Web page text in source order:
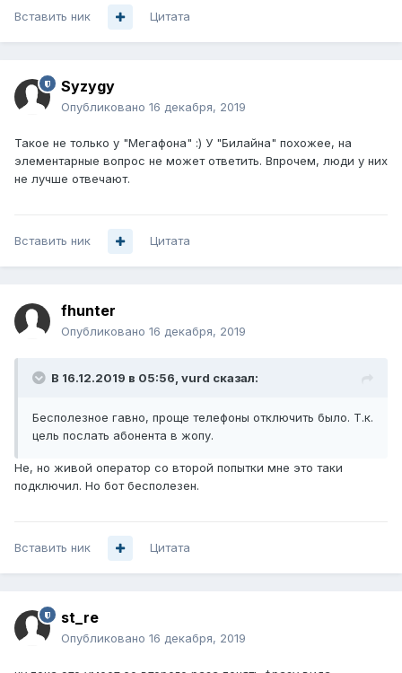
Вставить ник Цитата
Syzygy
Опубликовано 16 декабря, 2019
Такое не только у "Мегафона" :) У "Билайна" похожее, на
элементарные вопрос не может ответить. Впрочем, люди у них
не лучше отвечают.
Вставить ник Цитата
fhunter
Опубликовано 16 декабря, 2019
В 16.12.2019 в 05:56, vurd сказал:
Бесполезное гавно, проще телефоны отключить было. Т.к.
цель послать абонента в жопу.
Не, но живой оператор со второй попытки мне это таки
подключил. Но бот бесполезен.
Вставить ник Цитата
st_re
Опубликовано 16 декабря, 2019